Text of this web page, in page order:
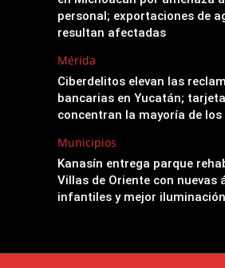
personal; exportaciones de
resultan afectadas
Mérida
Ciberdelitos elevan las
bancarias en Yucatán;
concentran la mayoría de los
Municipios
Kanasín entrega parque
Villas de Oriente con nuevas
infantiles y mejor iluminación